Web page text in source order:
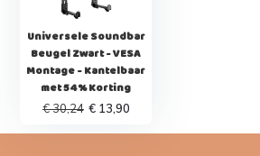
Universele Soundbar
Beugel Zwart - VESA
Montage - Kantelbaar
met 54% Korting
€ 30,24 € 13,90